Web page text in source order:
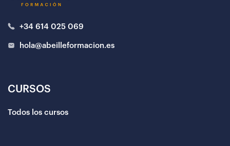
+34 614 025 069
hola@abeilleformacion.es
CURSOS
Todos los cursos